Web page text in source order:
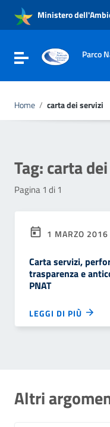
Vai al menu di
Vai al footer
Ministero
Attiva / disattiva la
Parco
Home / carta dei servizi
Tag:carta
Pagina 1 di 1
1 MARZO 2016
Carta servizi,
trasparenza e
PNAT
LEGGI DI PIÙ
Altri